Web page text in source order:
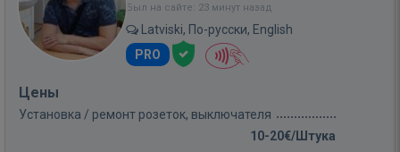
Был на сайте: 23 минут назад
Latviski, По-русски, English
PRO
Цены
Установка / ремонт розеток, выключателя
10-20€/Штука